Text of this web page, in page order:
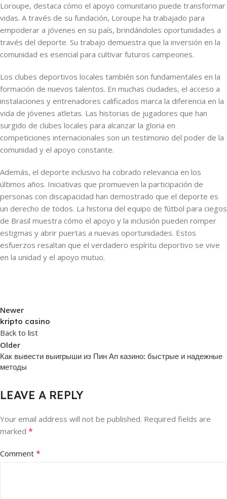
Loroupe, destaca cómo el apoyo comunitario puede transformar
vidas. A través de su fundación, Loroupe ha trabajado para
empoderar a jóvenes en su país, brindándoles oportunidades a
través del deporte. Su trabajo demuestra que la inversión en la
comunidad es esencial para cultivar futuros campeones.
Los clubes deportivos locales también son fundamentales en la
formación de nuevos talentos. En muchas ciudades, el acceso a
instalaciones y entrenadores calificados marca la diferencia en la
vida de jóvenes atletas. Las historias de jugadores que han
surgido de clubes locales para alcanzar la gloria en
competiciones internacionales son un testimonio del poder de la
comunidad y el apoyo constante.
Además, el deporte inclusivo ha cobrado relevancia en los
últimos años. Iniciativas que promueven la participación de
personas con discapacidad han demostrado que el deporte es
un derecho de todos. La historia del equipo de fútbol para ciegos
de Brasil muestra cómo el apoyo y la inclusión pueden romper
estigmas y abrir puertas a nuevas oportunidades. Estos
esfuerzos resaltan que el verdadero espíritu deportivo se vive
en la unidad y el apoyo mutuo.
Newer
kripto casino
Back to list
Older
Как вывести выигрыши из Пин Ап казино: быстрые и надежные
методы
LEAVE A REPLY
Your email address will not be published. Required fields are
marked *
Comment *